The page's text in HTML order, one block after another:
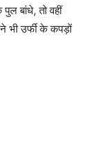
पुल बांधे, तो वहीं
भी उर्फी के कपड़ों